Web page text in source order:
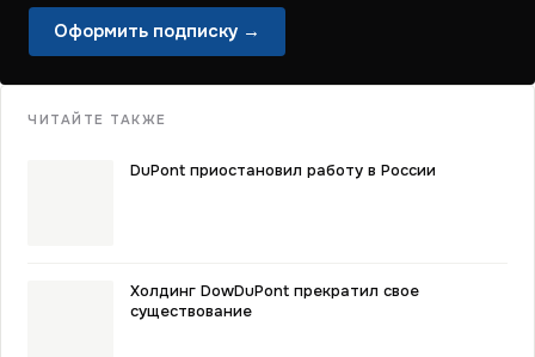
Оформить подписку →
ЧИТАЙТЕ ТАКЖЕ
DuPont приостановил работу в России
Холдинг DowDuPont прекратил свое
существование